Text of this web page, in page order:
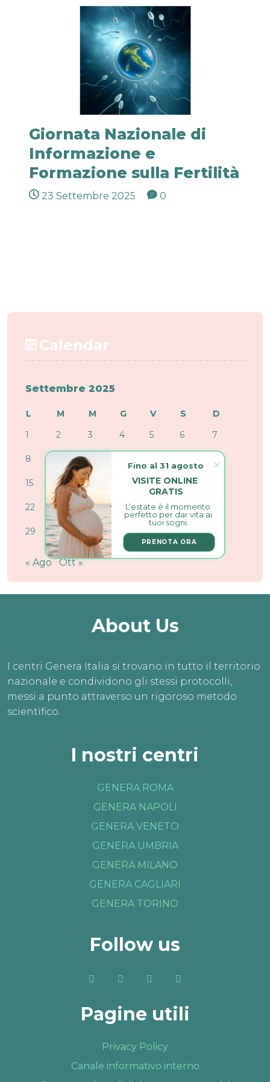
Giornata Nazionale di
Informazione e
Formazione sulla Fertilità
23 Settembre 2025 0
Calendar
Settembre 2025
L M M G V S
D
1
2 3 4 5 6 7
8 10
15 16 17 19 20
22 23 24 25 26 27
29 30
« Ago Ott »
About Us
I centri Genera Italia si trovano in tutto il territorio
nazionale e condividono gli stessi protocolli,
messi a punto attraverso un rigoroso metodo
scientifico.
I nostri centri
GENERA ROMA
GENERA NAPOLI
GENERA VENETO
GENERA UMBRIA
GENERA MILANO
GENERA CAGLIARI
GENERA TORINO
Follow us
Pagine utili
Privacy Policy
Canale informativo interno
VISITE ONLINE
GRATIS
L’estate è il momento
perfetto per dar vita ai
tuoi sogni.
PRENOTA ORA
Fino al 31 agosto